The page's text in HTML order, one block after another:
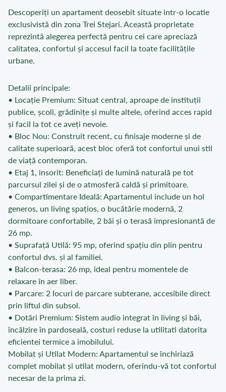
Descoperiți un apartament deosebit situate intr-o locatie
exclusivistă din zona Trei Stejari. Această proprietate
reprezintă alegerea perfectă pentru cei care apreciază
calitatea, confortul și accesul facil la toate facilitățile
urbane.
Detalii principale:
• Locație Premium: Situat central, aproape de instituții
publice, școli, grădinițe și multe altele, oferind acces rapid
și facil la tot ce aveți nevoie.
• Bloc Nou: Construit recent, cu finisaje moderne și de
calitate superioară, acest bloc oferă tot confortul unui stil
de viață contemporan.
• Etaj 1, insorit: Beneficiați de lumină naturală pe tot
parcursul zilei și de o atmosferă caldă și primitoare.
• Compartimentare Ideală: Apartamentul include un hol
generos, un living spațios, o bucătărie modernă, 2
dormitoare confortabile, 2 băi și o terasă impresionantă de
26 mp.
• Suprafață Utilă: 95 mp, oferind spațiu din plin pentru
confortul dvs. și al familiei.
• Balcon-terasa: 26 mp, ideal pentru momentele de
relaxare în aer liber.
• Parcare: 2 locuri de parcare subterane, accesibile direct
prin liftul din subsol.
• Dotări Premium: Sistem audio integrat în living și băi,
încălzire în pardoseală, costuri reduse la utilitati datorita
eficientei termice a imobilului.
Mobilat și Utilat Modern: Apartamentul se închiriază
complet mobilat și utilat modern, oferindu-vă tot confortul
necesar de la prima zi.